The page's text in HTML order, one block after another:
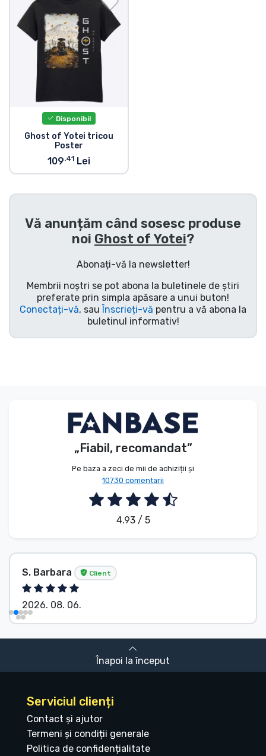
Disponibil
Ghost of Yotei tricou
Poster
109.41Lei
Vă anunțăm când sosesc produse
noi Ghost of Yotei?
Abonați-vă la newsletter!
Membrii noștri se pot abona la buletinele de știri
preferate prin simpla apăsare a unui buton!
Conectați-vă, sauÎnscrieți-vă pentru a vă abona la
buletinul informativ!
„Fiabil, recomandat”
Pe baza a zeci de mii de achiziții și
10730 comentarii
4.93 / 5
S. Barbara Client
2026. 08. 06.
Înapoi la început
Serviciul clienți
Contact și ajutor
Termeni și condiții generale
Politica de confidențialitate
Sortare după muzică
Tipuri de produse
Mărci